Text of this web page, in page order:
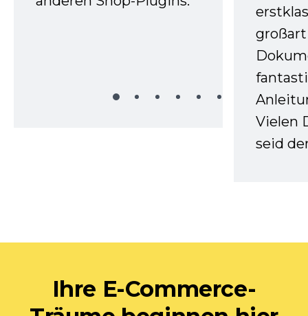
Vielen
seid
Ihre E-Commerce-